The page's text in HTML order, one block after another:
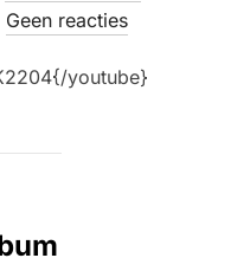
Geen reacties
youtube}